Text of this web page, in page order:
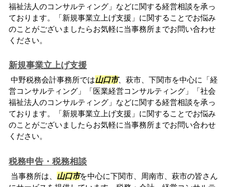
福祉法人のコンサルティング」などに関する経営相談を承っ
ております。「新規事業立上げ支援」に関することでお悩み
のことがございましたらお気軽に当事務所までお問い合わせ
ください。
新規事業立上げ支援
中野税務会計事務所では山口市、萩市、下関市を中心に「経
営コンサルティング」「医業経営コンサルティング」「社会
福祉法人のコンサルティング」などに関する経営相談を承っ
ております。「新規事業立上げ支援」に関することでお悩み
のことがございましたらお気軽に当事務所までお問い合わせ
ください。
税務申告・税務相談
当事務所は、 山口市を中心に下関市、周南市、萩市の皆さん